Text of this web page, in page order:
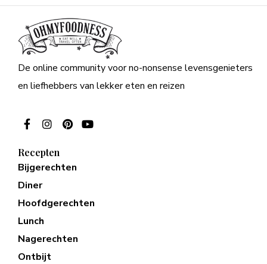
De online community voor no-nonsense levensgenieters
en liefhebbers van lekker eten en reizen
Recepten
Bijgerechten
Diner
Hoofdgerechten
Lunch
Nagerechten
Ontbijt